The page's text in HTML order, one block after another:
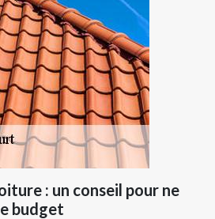
: un conseil pour ne
budget